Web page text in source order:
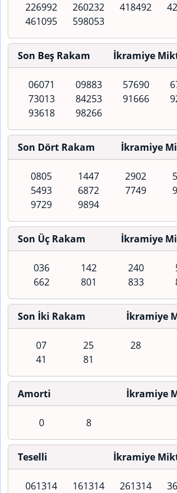
226992
260232 418492
461095
598053
Son Beş Rakam İkramiye
06071 09883 57690
73013
84253 91666
93618
98266
Son Dört Rakam İkramiye
0805 1447 2902
5493
6872 7749
9729
9894
Son Üç Rakam İkramiye
036 142 240
662
801 833
Son İki Rakam İkramiye
07 25 28
41
81
Amorti İkramiye
0 8
Teselli İkramiye
061314 161314 261314